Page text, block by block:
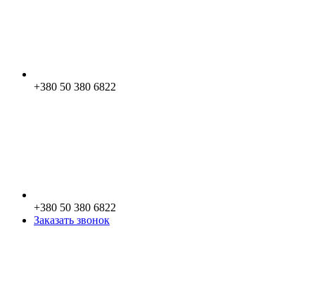
+380 50 380 6822
+380 50 380 6822
Заказать звонок